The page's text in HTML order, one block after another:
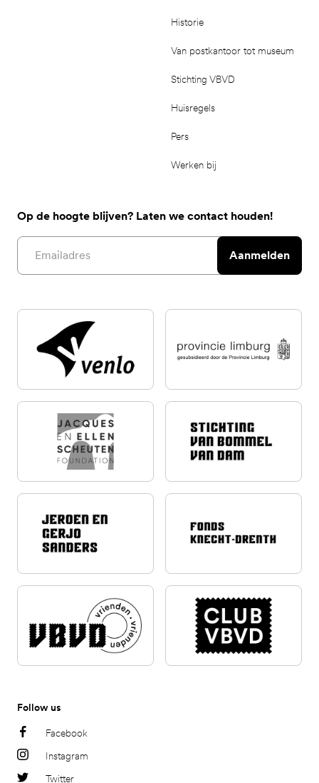
Historie
Van postkantoor tot museum
Stichting VBVD
Huisregels
Pers
Werken bij
Op de hoogte blijven? Laten we contact houden!
Email address
Aanmelden
Follow us
Facebook
Instagram
Twitter